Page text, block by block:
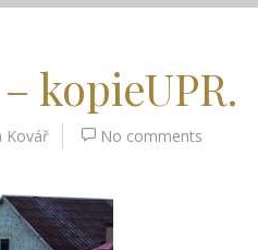
– kopieUPR.
Kovář No comments